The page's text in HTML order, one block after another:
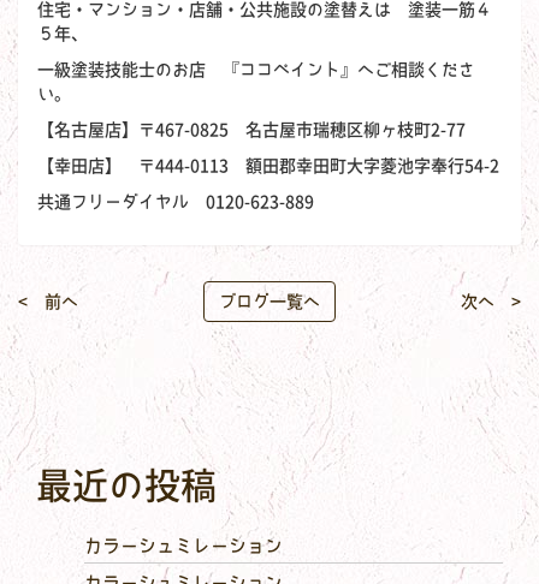
住宅・マンション・店舗・公共施設の塗替えは 塗装一筋４
５年、
一級塗装技能士のお店 『ココペイント』へご相談くださ
い。
【名古屋店】〒467-0825 名古屋市瑞穂区柳ヶ枝町2-77
【幸田店】 〒444-0113 額田郡幸田町大字菱池字奉行54-2
共通フリーダイヤル 0120-623-889
< 前へ ブログ一覧へ 次へ >
最近の投稿
カラーシュミレーション